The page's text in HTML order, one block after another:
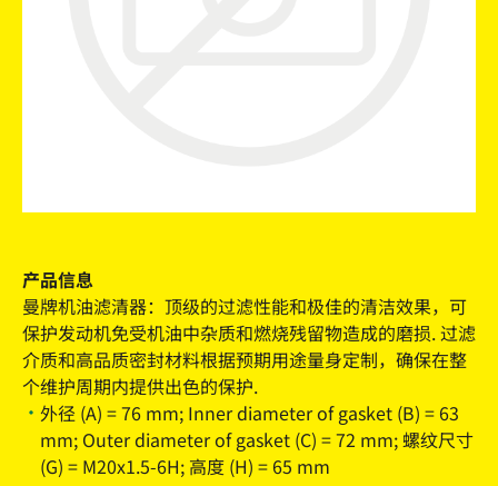
产品信息
曼牌机油滤清器：顶级的过滤性能和极佳的清洁效果，可
保护发动机免受机油中杂质和燃烧残留物造成的磨损. 过滤
介质和高品质密封材料根据预期用途量身定制，确保在整
个维护周期内提供出色的保护.
外径 (A) = 76 mm; Inner diameter of gasket (B) = 63
mm; Outer diameter of gasket (C) = 72 mm; 螺纹尺寸
(G) = M20x1.5-6H; 高度 (H) = 65 mm